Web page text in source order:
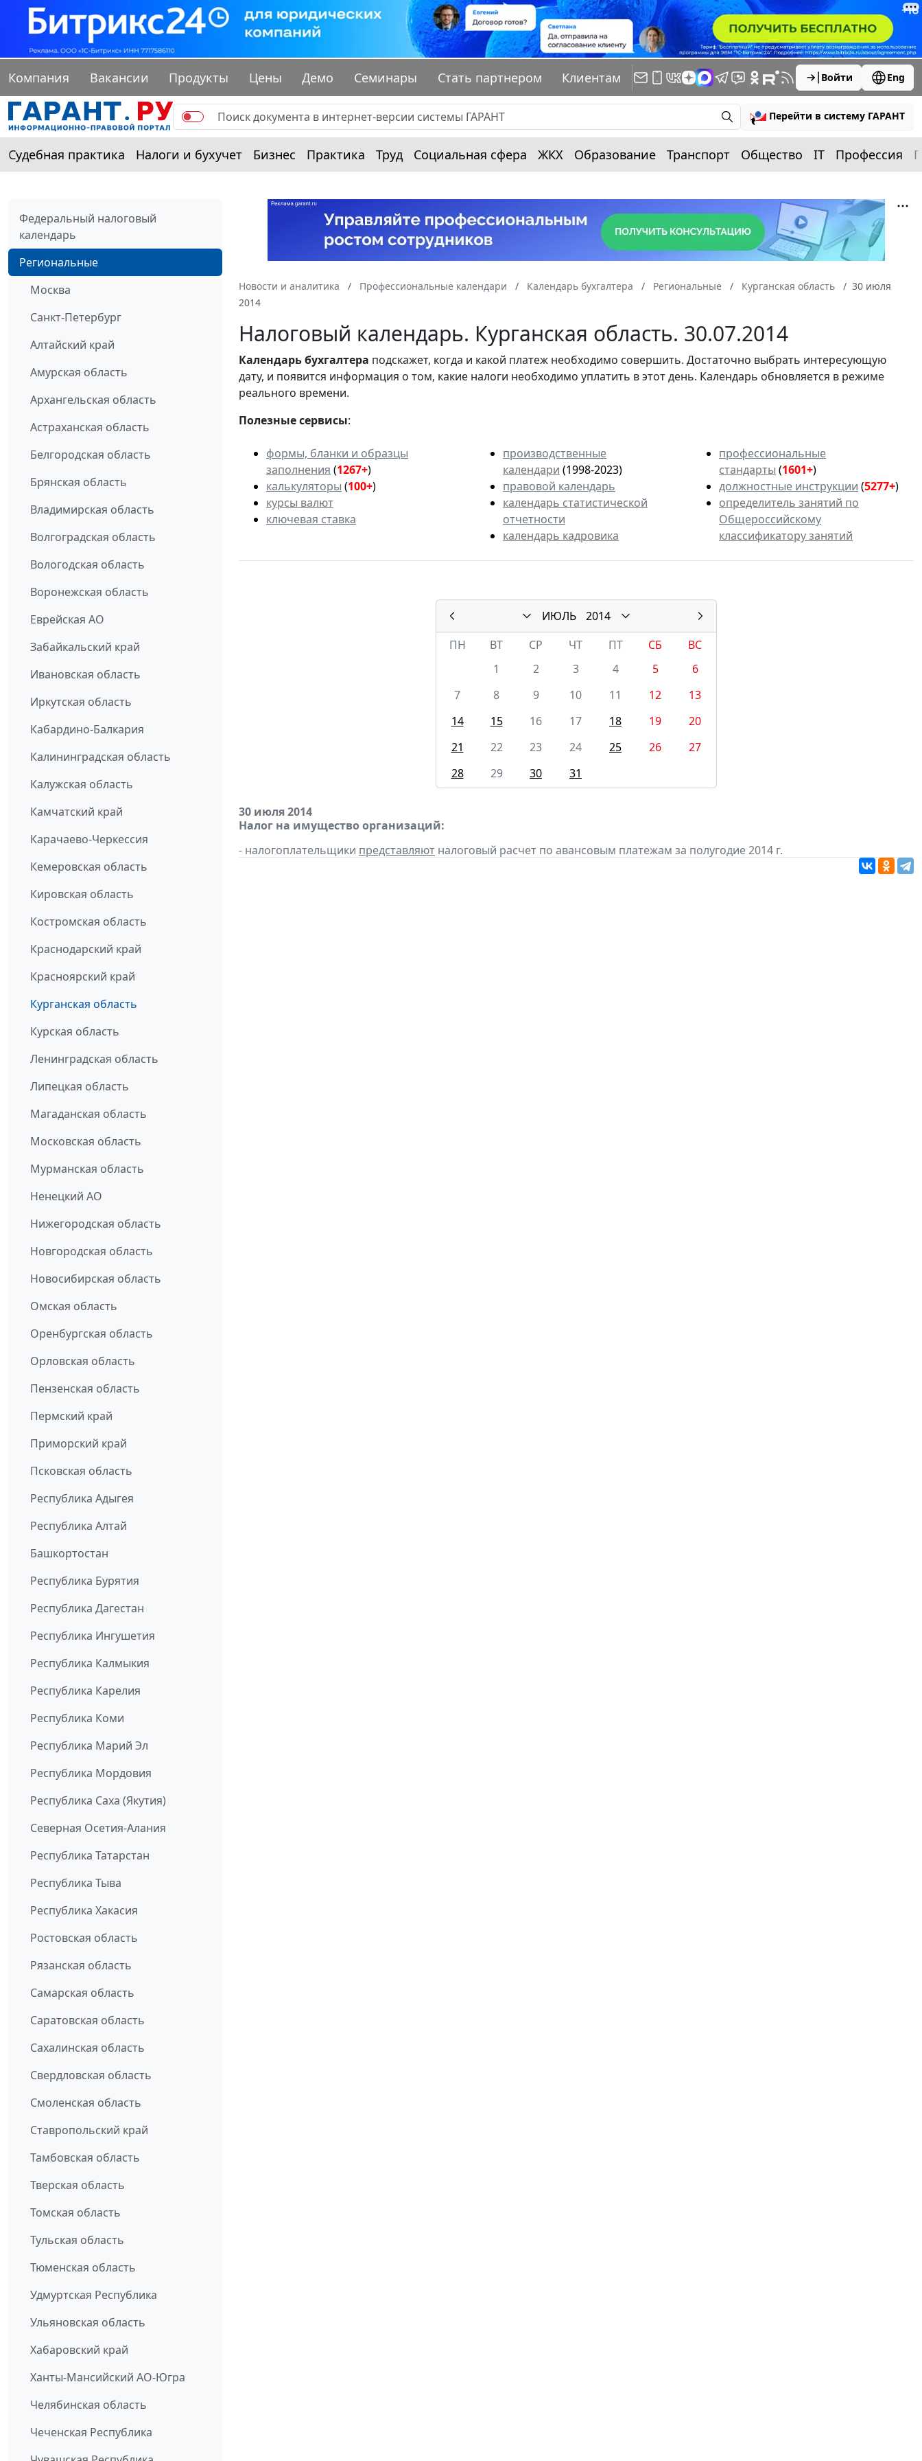
Компания Вакансии Продукты Цены Демо Семинары Стать партнером Клиентам Войти Eng
Перейти в систему ГАРАНТ
Судебная практика Налоги и бухучет Бизнес Практика Труд Социальная сфера ЖКХ Образование Транспорт Общество IT Профессия
Федеральный налоговый
календарь
Региональные
Москва
Санкт-Петербург
Алтайский край
Амурская область
Архангельская область
Астраханская область
Белгородская область
Брянская область
Владимирская область
Волгоградская область
Вологодская область
Воронежская область
Еврейская АО
Забайкальский край
Ивановская область
Иркутская область
Кабардино-Балкария
Калининградская область
Калужская область
Камчатский край
Карачаево-Черкессия
Кемеровская область
Кировская область
Костромская область
Краснодарский край
Красноярский край
Курганская область
Курская область
Ленинградская область
Липецкая область
Магаданская область
Московская область
Мурманская область
Ненецкий АО
Нижегородская область
Новгородская область
Новосибирская область
Омская область
Оренбургская область
Орловская область
Пензенская область
Пермский край
Приморский край
Псковская область
Республика Адыгея
Республика Алтай
Башкортостан
Республика Бурятия
Республика Дагестан
Республика Ингушетия
Республика Калмыкия
Республика Карелия
Республика Коми
Республика Марий Эл
Республика Мордовия
Республика Саха (Якутия)
Северная Осетия-Алания
Республика Татарстан
Республика Тыва
Республика Хакасия
Ростовская область
Рязанская область
Самарская область
Саратовская область
Сахалинская область
Свердловская область
Смоленская область
Ставропольский край
Тамбовская область
Тверская область
Томская область
Тульская область
Тюменская область
Удмуртская Республика
Ульяновская область
Хабаровский край
Ханты-Мансийский АО-Югра
Челябинская область
Чеченская Республика
Новости и аналитика Профессиональные календари Календарь бухгалтера Региональные Курганская область
30 июля
2014
Налоговый календарь. Курганская область. 30.07.2014
Календарьбухгалтера подскажет, когда и какой платеж необходимо совершить. Достаточно выбрать интересующую
дату, и появится информация о том, какие налоги необходимо уплатить в этот день. Календарь обновляется в режиме
реального времени.
Полезные сервисы:
формы, бланки и образцы
заполнения (1267+)
калькуляторы (100+)
курсы валют
ключевая ставка
производственные
календари (1998-2023)
правовой календарь
календарь статистической
отчетности
календарь кадровика
профессиональные
стандарты (1601+)
должностные инструкции (5277+)
определитель занятий по
Общероссийскому
классификатору занятий
ИЮЛЬ
2014
ПН
ВТ СР ЧТ ПТ СБ
ВС
1
2 3 4 5
6
7
8 9 10 11 12
13
14
15 16 17 18 19
20
21
22 23 24 25 26
27
28
29 30 31
30 июля 2014
Налог на имущество организаций:
- налогоплательщики представляют налоговый расчет по авансовым платежам за полугодие 2014 г.